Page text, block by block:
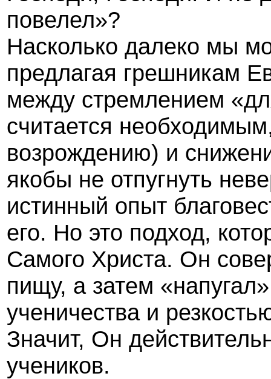
повелел»?
Насколько далеко мы
предлагая грешникам
между стремлением
считается
возрождению) и
якобы не отпугнуть
истинный опыт
его. Но это подход,
Самого Христа. Он
пищу, а затем
ученичества и
Значит, Он
учеников.